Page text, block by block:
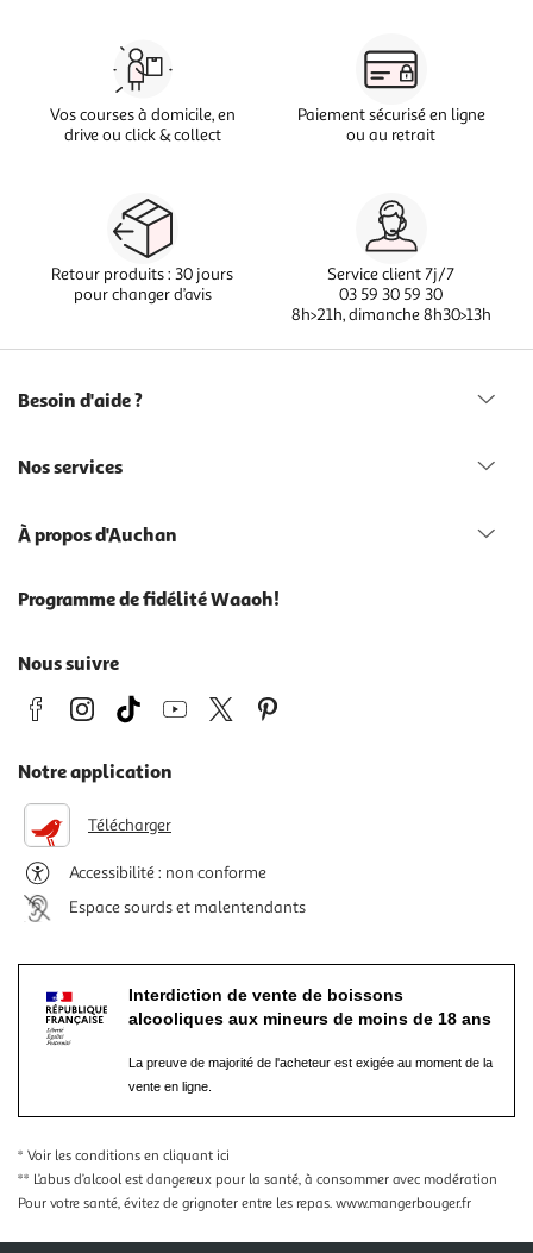
Vos courses à domicile, en
drive ou click & collect
Paiement sécurisé en ligne
ou au retrait
Retour produits : 30 jours
pour changer d’avis
Service client 7j/7
03 59 30 59 30
8h>21h, dimanche 8h30>13h
Besoin d'aide ?
Nos services
À propos d'Auchan
Programme de fidélité Waaoh!
Nous suivre
Notre application
Télécharger
Accessibilité : non conforme
Espace sourds et malentendants
Interdiction de vente de boissons
alcooliques aux mineurs de moins de 18 ans
La preuve de majorité de l'acheteur est exigée au moment de la
vente en ligne.
* Voir les conditions en cliquant ici
** L’abus d’alcool est dangereux pour la santé, à consommer avec modération
Pour votre santé, évitez de grignoter entre les repas. www.mangerbouger.fr